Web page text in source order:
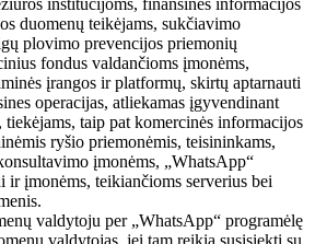
institucijoms, finansinės informacijos
duomenų teikėjams, sukčiavimo
plovimo prevencijos priemonių
fondus valdančioms įmonėms,
įrangos ir platformų, skirtų aptarnauti
operacijas, atliekamas įgyvendinant
tiekėjams, taip pat komercinės informacijos
ryšio priemonėmis, teisininkams,
įmonėms, „WhatsApp“
ir įmonėms, teikiančioms serverius bei
valdytoju per „WhatsApp“ programėlę
valdytojas, jei tam reikia susisiekti su